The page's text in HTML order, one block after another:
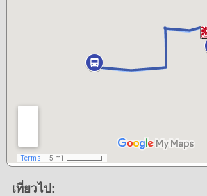
เที่ยวไป: